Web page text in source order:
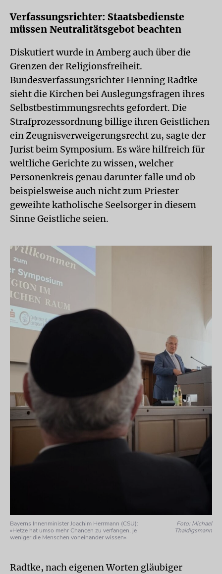
Verfassungsrichter: Staatsbedienste
müssen Neutralitätsgebot beachten
Diskutiert wurde in Amberg auch über die
Grenzen der Religionsfreiheit.
Bundesverfassungsrichter Henning Radtke
sieht die Kirchen bei Auslegungsfragen ihres
Selbstbestimmungsrechts gefordert. Die
Strafprozessordnung billige ihren Geistlichen
ein Zeugnisverweigerungsrecht zu, sagte der
Jurist beim Symposium. Es wäre hilfreich für
weltliche Gerichte zu wissen, welcher
Personenkreis genau darunter falle und ob
beispielsweise auch nicht zum Priester
geweihte katholische Seelsorger in diesem
Sinne Geistliche seien.
Bayerns Innenminister Joachim Herrmann (CSU):
»Hetze hat umso mehr Chancen zu verfangen, je
weniger die Menschen voneinander wissen«
Foto: Michael
Thaidigsmann
Radtke, nach eigenen Worten gläubiger